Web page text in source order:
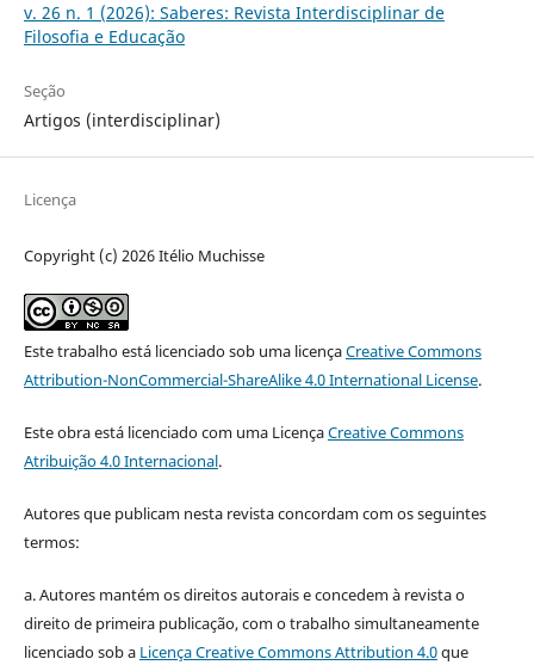
v. 26 n. 1 (2026): Saberes: Revista Interdisciplinar de
Filosofia e Educação
Seção
Artigos (interdisciplinar)
Licença
Copyright (c) 2026 Itélio Muchisse
Este trabalho está licenciado sob uma licençaCreative Commons
Attribution-NonCommercial-ShareAlike 4.0 International License.
Este obra está licenciado com uma LicençaCreative Commons
Atribuição 4.0 Internacional.
Autores que publicam nesta revista concordam com os seguintes
termos:
a. Autores mantém os direitos autorais e concedem à revista o
direito de primeira publicação, com o trabalho simultaneamente
licenciado sob a Licença Creative Commons Attribution 4.0que